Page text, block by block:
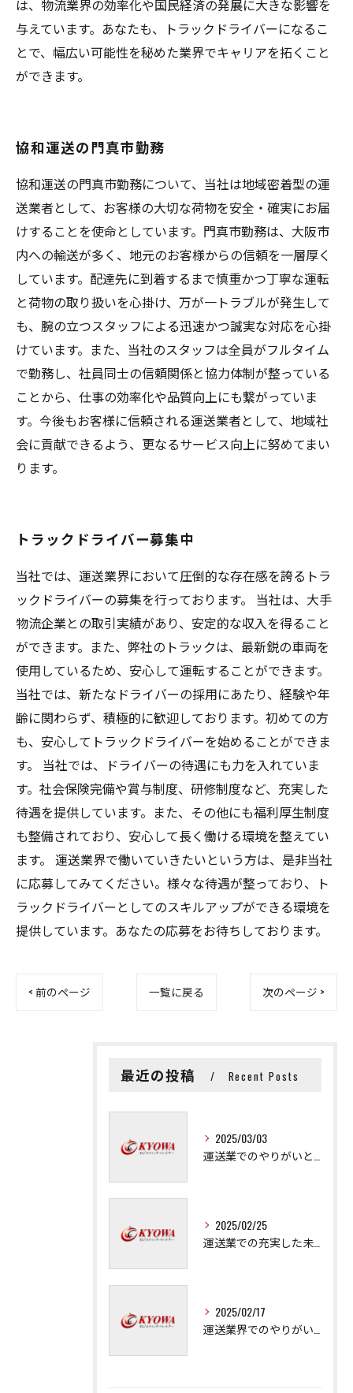
は、物流業界の効率化や国民経済の発展に大きな影響を
与えています。あなたも、トラックドライバーになるこ
とで、幅広い可能性を秘めた業界でキャリアを拓くこと
ができます。
協和運送の門真市勤務
協和運送の門真市勤務について、当社は地域密着型の運
送業者として、お客様の大切な荷物を安全・確実にお届
けすることを使命としています。門真市勤務は、大阪市
内への輸送が多く、地元のお客様からの信頼を一層厚く
しています。配達先に到着するまで慎重かつ丁寧な運転
と荷物の取り扱いを心掛け、万が一トラブルが発生して
も、腕の立つスタッフによる迅速かつ誠実な対応を心掛
けています。また、当社のスタッフは全員がフルタイム
で勤務し、社員同士の信頼関係と協力体制が整っている
ことから、仕事の効率化や品質向上にも繋がっていま
す。今後もお客様に信頼される運送業者として、地域社
会に貢献できるよう、更なるサービス向上に努めてまい
ります。
トラックドライバー募集中
当社では、運送業界において圧倒的な存在感を誇るトラ
ックドライバーの募集を行っております。 当社は、大手
物流企業との取引実績があり、安定的な収入を得ること
ができます。また、弊社のトラックは、最新鋭の車両を
使用しているため、安心して運転することができます。
当社では、新たなドライバーの採用にあたり、経験や年
齢に関わらず、積極的に歓迎しております。初めての方
も、安心してトラックドライバーを始めることができま
す。 当社では、ドライバーの待遇にも力を入れていま
す。社会保険完備や賞与制度、研修制度など、充実した
待遇を提供しています。また、その他にも福利厚生制度
も整備されており、安心して長く働ける環境を整えてい
ます。 運送業界で働いていきたいという方は、是非当社
に応募してみてください。様々な待遇が整っており、ト
ラックドライバーとしてのスキルアップができる環境を
提供しています。あなたの応募をお待ちしております。
< 前のページ 一覧に戻る 次のページ >
最近の投稿 Recent Posts
2025/03/03
2025/02/25
2025/02/17